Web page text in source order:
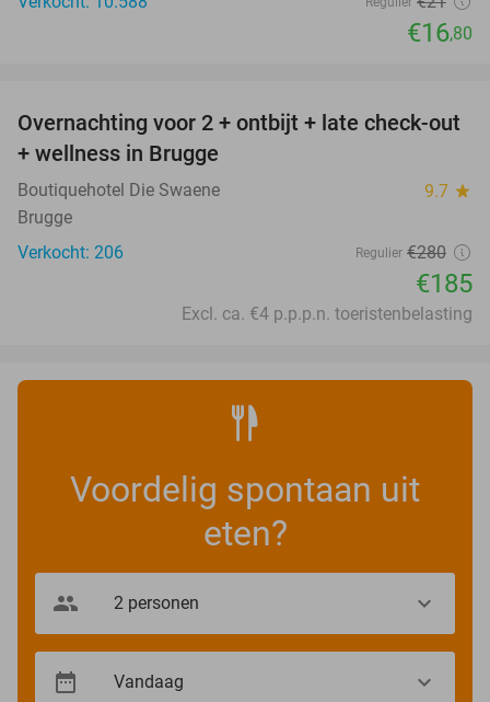
€16,80
34%
Overnachting voor 2 + ontbijt + late check-out
+ wellness in Brugge
Boutiquehotel Die Swaene 9.7 star
Brugge
Verkocht: 206
Regulier €280
€185
Excl. ca. €4 p.p.p.n. toeristenbelasting
Voordelig spontaan uit
eten?